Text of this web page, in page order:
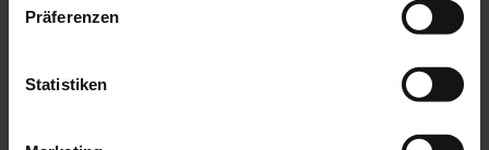
Präferenzen
Statistiken
Informationen zu Berufsrecht, Praxisführung, Hygiene und Ihrer